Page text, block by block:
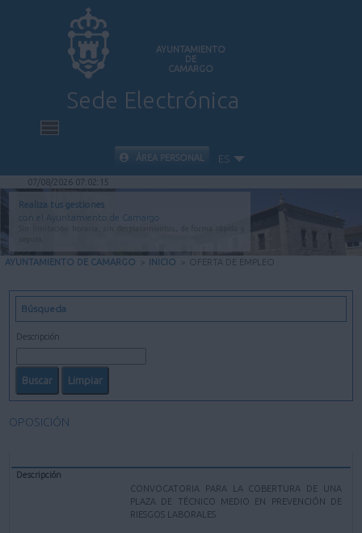
AYUNTAMIENTO
DE
CAMARGO
Sede Electrónica
INICIO
INFORMACIÓN PÚBLICA
CARPETA CIUDADANA
AYUDA
ÁREA PERSONAL ES
07/08/2026 07:02:16
Realiza tus gestiones
con el Ayuntamiento de Camargo
AYUNTAMIENTO DE CAMARGO > INICIO > OFERTA DE EMPLEO
Búsqueda
Descripción
OPOSICIÓN
CONVOCATORIA PARA LA COBERTURA DE UNA
PLAZA DE TÉCNICO MEDIO EN PREVENCIÓN DE
RIESGOS LABORALES